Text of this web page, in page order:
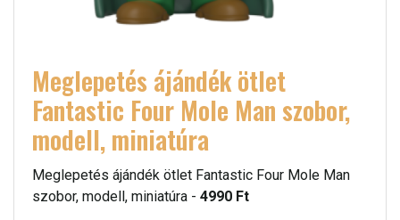
Meglepetés ájándék ötlet
Fantastic Four Mole Man szobor,
modell, miniatúra
Meglepetés ájándék ötlet Fantastic Four Mole Man
szobor, modell, miniatúra - 4990 Ft